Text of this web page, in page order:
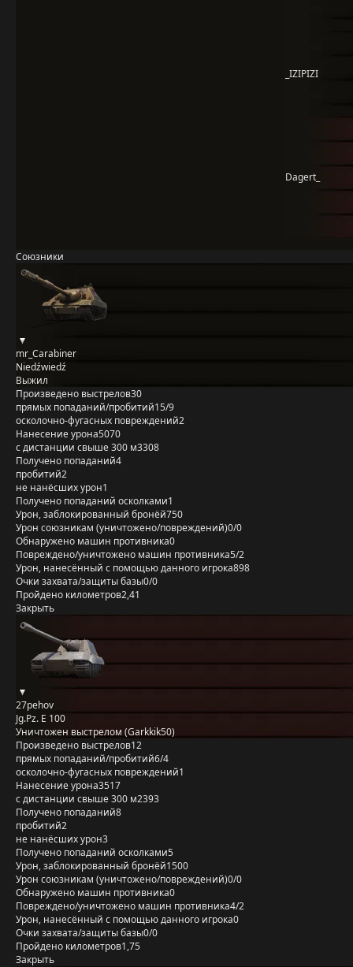
_IZIPIZI
Dagert_
Союзники
mr_Carabiner
Niedźwiedź
Выжил
Произведено выстрелов30
прямых попаданий/пробитий15/9
осколочно-фугасных повреждений2
Нанесение урона5070
с дистанции свыше 300 м3308
Получено попаданий4
пробитий2
не нанёсших урон1
Получено попаданий осколками1
Урон, заблокированный бронёй750
Урон союзникам (уничтожено/повреждений)0/0
Обнаружено машин противника0
Повреждено/уничтожено машин противника5/2
Урон, нанесённый с помощью данного игрока898
Очки захвата/защиты базы0/0
Пройдено километров2,41
Закрыть
27pehov
Jg.Pz. E 100
Уничтожен выстрелом (Garkkik50)
Произведено выстрелов12
прямых попаданий/пробитий6/4
осколочно-фугасных повреждений1
Нанесение урона3517
с дистанции свыше 300 м2393
Получено попаданий8
пробитий2
не нанёсших урон3
Получено попаданий осколками5
Урон, заблокированный бронёй1500
Урон союзникам (уничтожено/повреждений)0/0
Обнаружено машин противника0
Повреждено/уничтожено машин противника4/2
Урон, нанесённый с помощью данного игрока0
Очки захвата/защиты базы0/0
Пройдено километров1,75
Закрыть